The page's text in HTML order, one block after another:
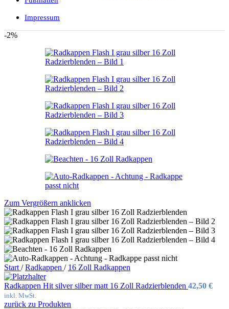
Sonax KlarSichtMicrofaserTuch
Sonax Microfaser FelgenBürste 1
Stück
Sonax
Sonax Microfaser Schwamm 1
Stück
Sonax Microfaser
WaschHandschuh 1 Stück
PLUS 1 Stück Hot
Sonax Motor+KaltReiniger
Sonax Polish+Wax Color
SONAX Polster-Schaum-
Home Special Edition 1 Liter
Sonax ScheibenReiniger
gebrauchsfertig Havana Love
Sonax ScheibenReiniger
gebrauchsfertig Lemon Rocks
Sonax SchlossEnteiser
Sonax
Sonax XTREME
Impressum
-2%
Zum Vergrößern anklicken
Start / Radkappen / 16 Zoll Radkappen
Radkappen Hit silver silber matt 16 Zoll Radzierblenden 42,50 €
inkl. MwSt.
zurück zu Produkten